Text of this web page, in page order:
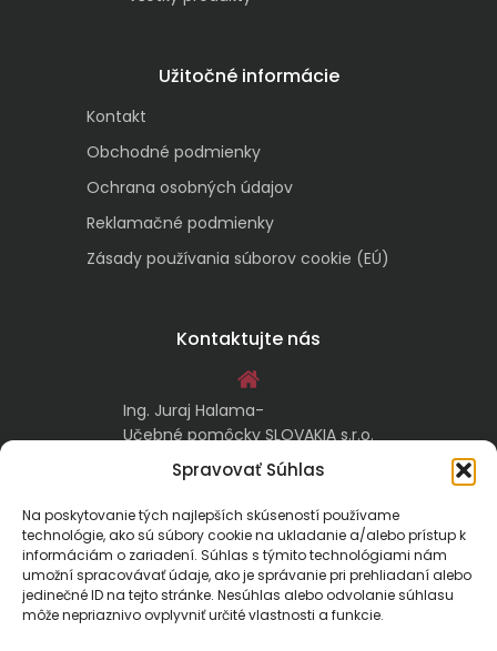
Spravovať Súhlas
Na poskytovanie tých najlepších skúseností používame
technológie, ako sú súbory cookie na ukladanie a/alebo prístup k
informáciám o zariadení. Súhlas s týmito technológiami nám
umožní spracovávať údaje, ako je správanie pri prehliadaní alebo
jedinečné ID na tejto stránke. Nesúhlas alebo odvolanie súhlasu
môže nepriaznivo ovplyvniť určité vlastnosti a funkcie.
Užitočné informácie
Kontakt
Obchodné podmienky
Ochrana osobných údajov
Reklamačné podmienky
Zásady používania súborov cookie (EÚ)
Kontaktujte nás
Ing. Juraj Halama-
Učebné pomôcky SLOVAKIA s.r.o.
Malachovská 17/A
974 05 Banská Bystrica
kontakt@ucebnepomockyslovakia.sk
0917 797 357, 048/410 18 88